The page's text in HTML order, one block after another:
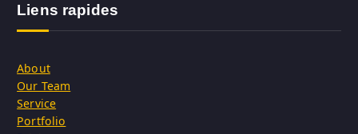
Liens rapides
About
Our Team
Service
Portfolio